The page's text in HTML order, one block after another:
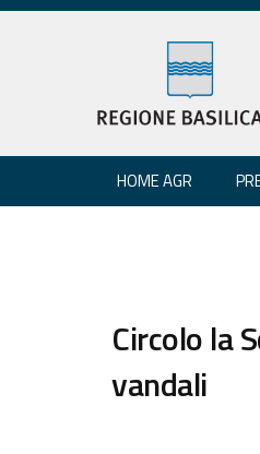
HOME AGR
Circolo la
vandali